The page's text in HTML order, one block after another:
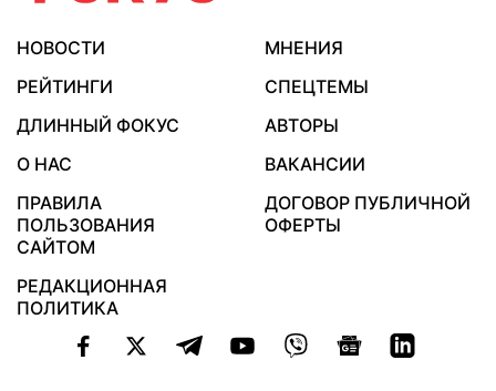
НОВОСТИ
МНЕНИЯ
РЕЙТИНГИ
СПЕЦТЕМЫ
ДЛИННЫЙ ФОКУС
АВТОРЫ
О НАС
ВАКАНСИИ
ПРАВИЛА
ПОЛЬЗОВАНИЯ
САЙТОМ
ДОГОВОР ПУБЛИЧНОЙ
ОФЕРТЫ
РЕДАКЦИОННАЯ
ПОЛИТИКА